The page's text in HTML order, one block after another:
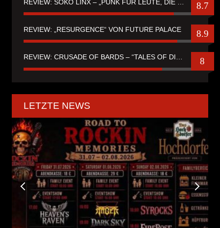
8.7
REVIEW: „RESURGENCE“ VON FUTURE PALACE 8.9
REVIEW: CRUSADE OF BARDS – “TALES OF DISTANT WORLDS“ 8
LETZTE NEWS